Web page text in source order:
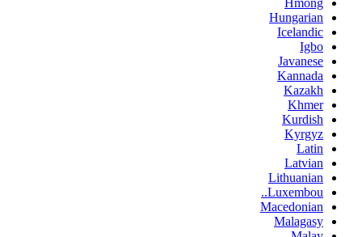
Hungarian
Icelandic
Igbo
Javanese
Kannada
Kazakh
Khmer
Kurdish
Kyrgyz
Latin
Latvian
Lithuanian
Luxembou..
Macedonian
Malagasy